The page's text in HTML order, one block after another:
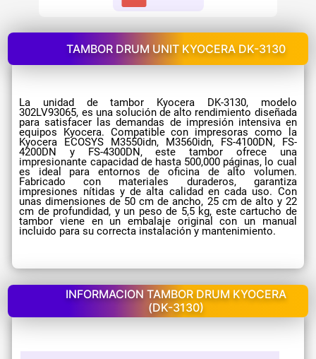
TAMBOR DRUM UNIT KYOCERA DK-3130
La unidad de tambor Kyocera DK-3130, modelo
302LV93065, es una solución de alto rendimiento diseñada
para satisfacer las demandas de impresión intensiva en
equipos Kyocera. Compatible con impresoras como la
Kyocera ECOSYS M3550idn, M3560idn, FS-4100DN, FS-
4200DN y FS-4300DN, este tambor ofrece una
impresionante capacidad de hasta 500,000 páginas, lo cual
es ideal para entornos de oficina de alto volumen.
Fabricado con materiales duraderos, garantiza
impresiones nítidas y de alta calidad en cada uso. Con
unas dimensiones de 50 cm de ancho, 25 cm de alto y 22
cm de profundidad, y un peso de 5,5 kg, este cartucho de
tambor viene en un embalaje original con un manual
incluido para su correcta instalación y mantenimiento.
INFORMACION TAMBOR DRUM KYOCERA
(DK-3130)